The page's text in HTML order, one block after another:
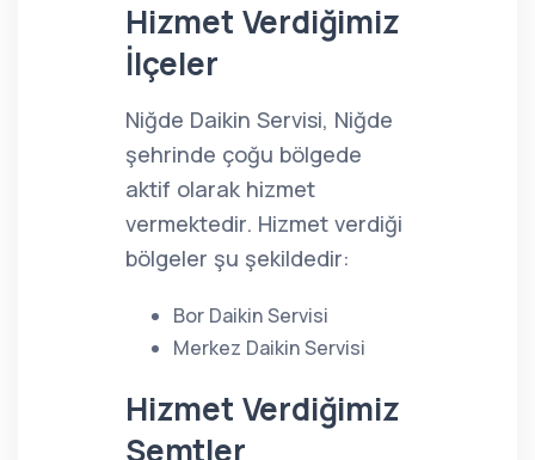
Hizmet Verdiğimiz
İlçeler
Niğde Daikin Servisi, Niğde
şehrinde çoğu bölgede
aktif olarak hizmet
vermektedir. Hizmet verdiği
bölgeler şu şekildedir:
Bor Daikin Servisi
Merkez Daikin Servisi
Hizmet Verdiğimiz
Semtler